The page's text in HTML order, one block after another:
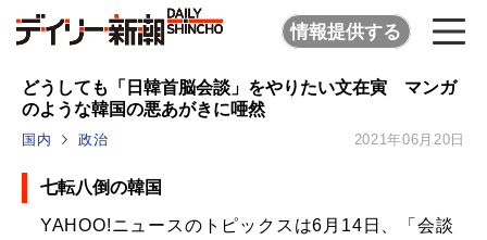
情報提供する
どうしても「日韓首脳会談」をやりたい文在寅 マンガ
のような韓国の悪あがきに唖然
国内 政治 2021年06月20日
七転八倒の韓国
YAHOO!ニュースのトピックスは6月14日、「会談